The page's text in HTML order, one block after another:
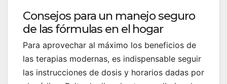
Consejos para un manejo seguro
de las fórmulas en el hogar
Para aprovechar al máximo los beneficios de
las terapias modernas, es indispensable seguir
las instrucciones de dosis y horarios dadas por